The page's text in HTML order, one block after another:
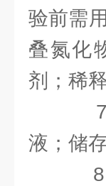
验前需
叠氮化
剂；稀
7.
液；储
8.